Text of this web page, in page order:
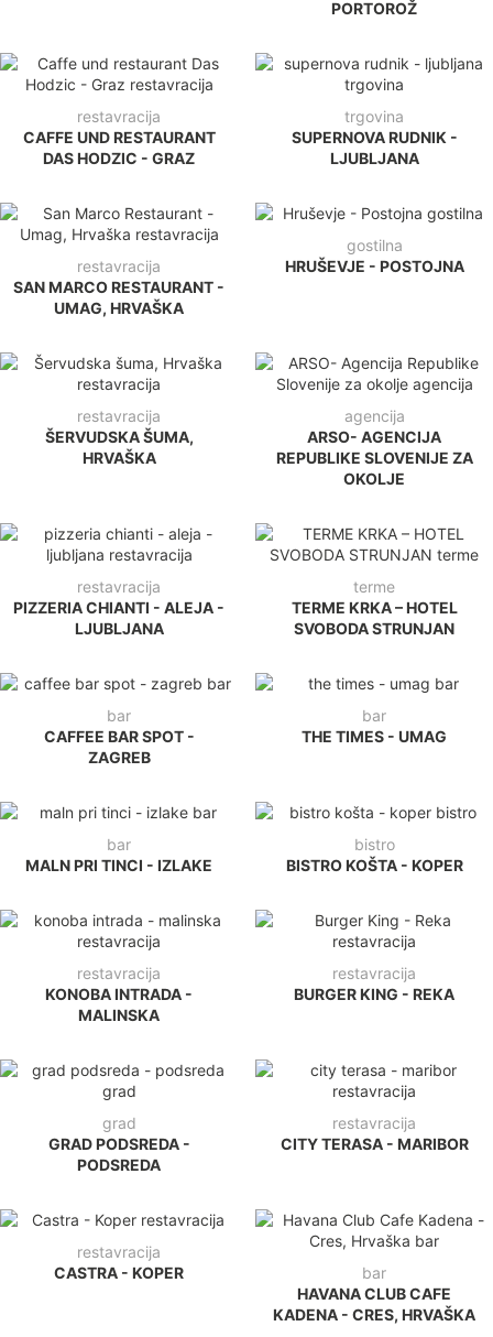
PORTOROŽ
restavracija
CAFFE UND RESTAURANT
DAS HODZIC - GRAZ
trgovina
SUPERNOVA RUDNIK -
LJUBLJANA
restavracija
SAN MARCO RESTAURANT -
UMAG, HRVAŠKA
gostilna
HRUŠEVJE - POSTOJNA
restavracija
ŠERVUDSKA ŠUMA,
HRVAŠKA
agencija
ARSO- AGENCIJA
REPUBLIKE SLOVENIJE ZA
OKOLJE
restavracija
PIZZERIA CHIANTI - ALEJA -
LJUBLJANA
terme
TERME KRKA – HOTEL
SVOBODA STRUNJAN
bar
CAFFEE BAR SPOT -
ZAGREB
bar
THE TIMES - UMAG
bar
MALN PRI TINCI - IZLAKE
bistro
BISTRO KOŠTA - KOPER
restavracija
KONOBA INTRADA -
MALINSKA
restavracija
BURGER KING - REKA
grad
GRAD PODSREDA -
PODSREDA
restavracija
CITY TERASA - MARIBOR
restavracija
CASTRA - KOPER
bar
HAVANA CLUB CAFE
KADENA - CRES, HRVAŠKA